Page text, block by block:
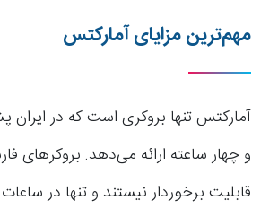
مهم‌ترین مزایای آمارکتس
آمارکتس تنها بروکری است که در ایران
و چهار ساعته ارائه می‌دهد. بروکرهای
قابلیت برخوردار نیستند و تنها در